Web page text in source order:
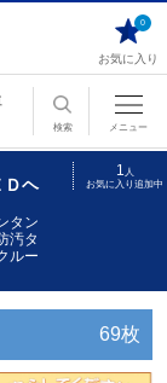
お気に入り
0
検索 メニュー
ヘ
タン
汚タ
ルー
1 人
お気に入り追加中
69枚